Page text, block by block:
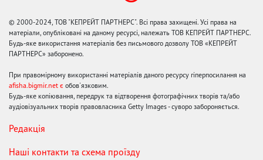
© 2000-2024, ТОВ "КЕПРЕЙТ ПАРТНЕРС". Всі права захищені. Усі права на
матеріали, опубліковані на даному ресурсі, належать ТОВ КЕПРЕЙТ ПАРТНЕРС.
Будь-яке використання матеріалів без письмового дозволу ТОВ «КЕПРЕЙТ
ПАРТНЕРС» заборонено.
При правомірному використанні матеріалів даного ресурсу гіперпосилання на
afisha.bigmir.net є обов'язковим.
Будь-яке копіювання, передрук та відтворення фотографічних творів та/або
аудіовізуальних творів правовласника Getty Images - суворо забороняється.
Редакція
Наші контакти та схема проїзду